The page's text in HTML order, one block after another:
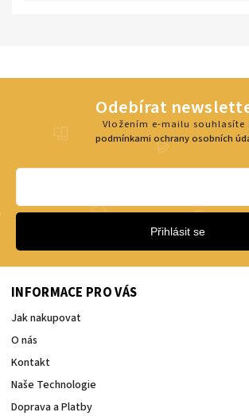
INFORMACE PRO VÁS
Jak nakupovat
O nás
Kontakt
Naše Technologie
Doprava a Platby
Odebírat
Vložením e-mailu souhlasíte
podmínkami ochrany osobních
Přihlásit se